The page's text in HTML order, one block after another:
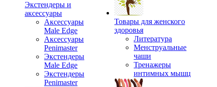
Экстендеры и
аксессуары
Аксессуары
Male Edge
Аксессуары
Penimaster
Экстендеры
Male Edge
Экстендеры
Penimaster
Товары для женского
здоровья
Литература
Менструальные
чаши
Тренажеры
интимных мышц